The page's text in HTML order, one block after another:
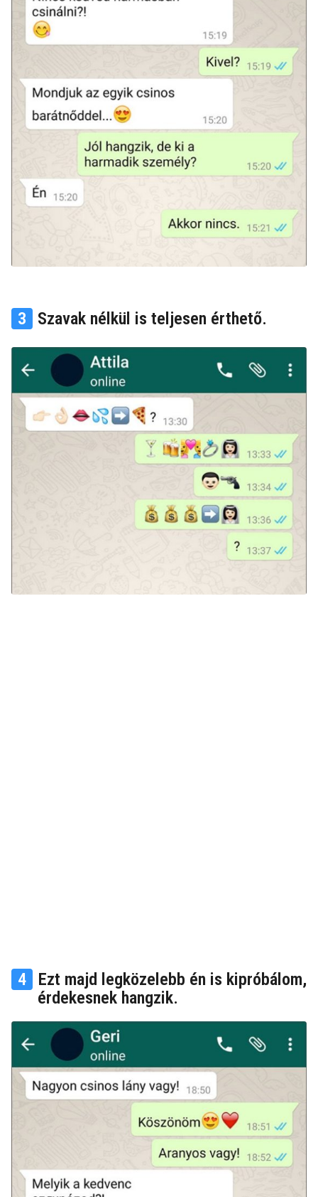
3 Szavak nélkül is teljesen érthető.
4
Ezt majd legközelebb én is kipróbálom,
érdekesnek hangzik.